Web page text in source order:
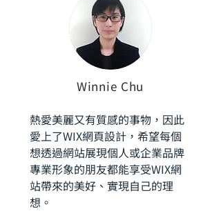
Winnie Chu
熱愛美麗又有質感的事物，因此
愛上了WIX網頁設計，希望每個
想透過網站展現個人或企業品牌
專業形象的朋友都能享受WIX網
站帶來的美好、實現自己的理
想。